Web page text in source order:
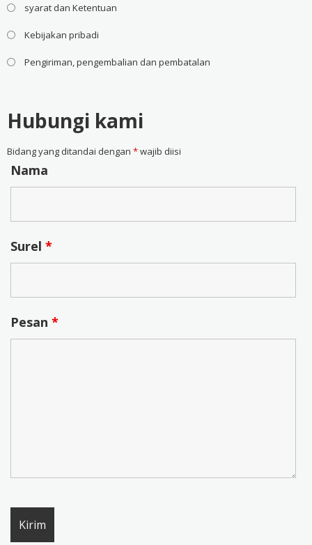
syarat dan Ketentuan
Kebijakan pribadi
Pengiriman, pengembalian dan pembatalan
Hubungi kami
Bidang yang ditandai dengan *wajib diisi
Nama
Surel *
Pesan *